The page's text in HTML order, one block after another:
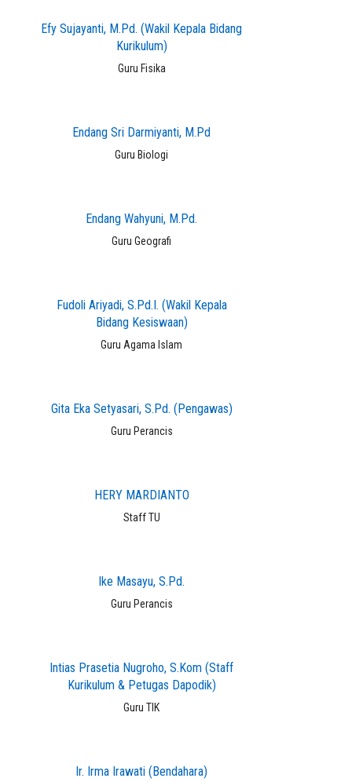
Efy Sujayanti, M.Pd. (Wakil Kepala Bidang
Kurikulum)
Guru Fisika
Endang Sri Darmiyanti, M.Pd
Guru Biologi
Endang Wahyuni, M.Pd.
Guru Geografi
Fudoli Ariyadi, S.Pd.I. (Wakil Kepala
Bidang Kesiswaan)
Guru Agama Islam
Gita Eka Setyasari, S.Pd. (Pengawas)
Guru Perancis
HERY MARDIANTO
Staff TU
Ike Masayu, S.Pd.
Guru Perancis
Intias Prasetia Nugroho, S.Kom (Staff
Kurikulum & Petugas Dapodik)
Guru TIK
Ir. Irma Irawati (Bendahara)